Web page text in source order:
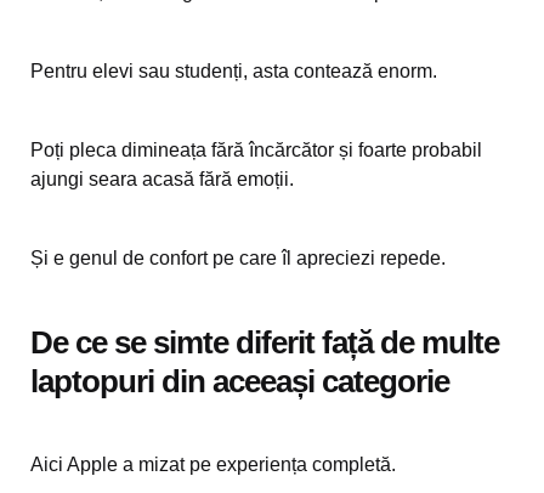
Pentru elevi sau studenți, asta contează enorm.
Poți pleca dimineața fără încărcător și foarte probabil
ajungi seara acasă fără emoții.
Și e genul de confort pe care îl apreciezi repede.
De ce se simte diferit față de multe
laptopuri din aceeași categorie
Aici Apple a mizat pe experiența completă.